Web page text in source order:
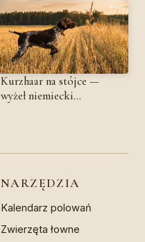
Kurzhaar na stójce —
wyżeł niemiecki
NARZĘDZIA
Kalendarz polowań
Zwierzęta łowne